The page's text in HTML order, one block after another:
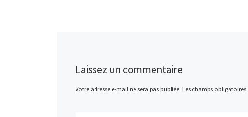
Laissez un commentaire
Votre adresse e-mail ne sera pas publiée. Les champs